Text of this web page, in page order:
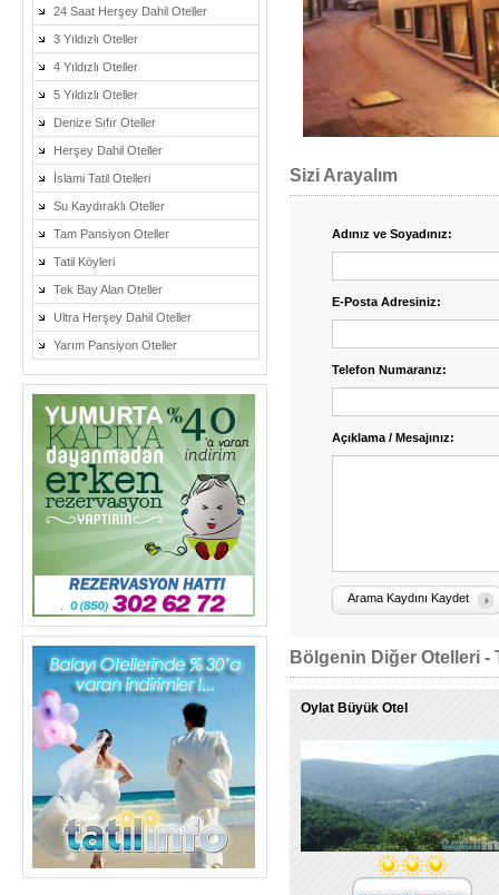
24 Saat Herşey Dahil Oteller
3 Yıldızlı Oteller
4 Yıldızlı Oteller
5 Yıldızlı Oteller
Denize Sıfır Oteller
Herşey Dahil Oteller
İslami Tatil Otelleri
Su Kaydıraklı Oteller
Tam Pansiyon Oteller
Tatil Köyleri
Tek Bay Alan Oteller
Ultra Herşey Dahil Oteller
Yarım Pansiyon Oteller
Sizi Arayalım
Adınız ve Soyadınız:
E-Posta Adresiniz:
Telefon Numaranız:
Açıklama / Mesajınız:
Arama Kaydını Kaydet
Bölgenin Diğer Otelleri -
Oylat Büyük Otel